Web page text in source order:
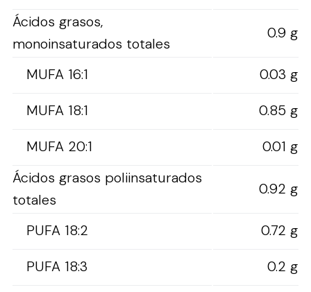
Ácidos grasos,
monoinsaturados totales
0.9 g
MUFA 16:1
0.03 g
MUFA 18:1
0.85 g
MUFA 20:1
0.01 g
Ácidos grasos poliinsaturados
totales
0.92 g
PUFA 18:2
0.72 g
PUFA 18:3
0.2 g